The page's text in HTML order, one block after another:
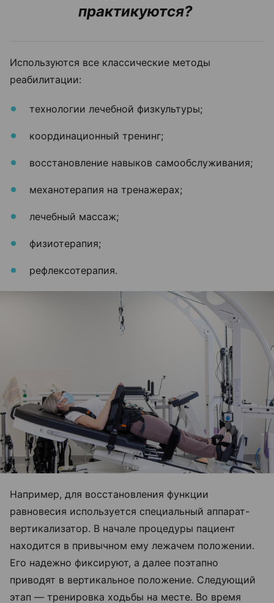
практикуются?
Используются все классические методы
реабилитации:
технологии лечебной физкультуры;
координационный тренинг;
восстановление навыков самообслуживания;
механотерапия на тренажерах;
лечебный массаж;
физиотерапия;
рефлексотерапия.
Например, для восстановления функции
равновесия используется специальный аппарат-
вертикализатор. В начале процедуры пациент
находится в привычном ему лежачем положении.
Его надежно фиксируют, а далее поэтапно
приводят в вертикальное положение. Следующий
этап — тренировка ходьбы на месте. Во время